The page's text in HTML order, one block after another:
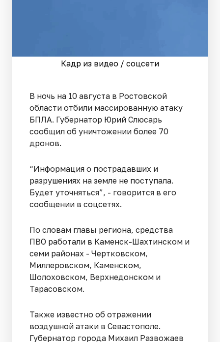
Кадр из видео / соцсети
В ночь на 10 августа в Ростовской
области отбили массированную атаку
БПЛА. Губернатор Юрий Слюсарь
сообщил об уничтожении более 70
дронов.
“Информация о пострадавших и
разрушениях на земле не поступала.
Будет уточняться”, - говорится в его
сообщении в соцсетях.
По словам главы региона, средства
ПВО работали в Каменск-Шахтинском и
семи районах - Чертковском,
Миллеровском, Каменском,
Шолоховском, Верхнедонском и
Тарасовском.
Также известно об отражении
воздушной атаки в Севастополе.
Губернатор города Михаил Развожаев